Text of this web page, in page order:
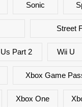
Sonic
Street
Part 2 Wii U
Xbox Game
Xbox One